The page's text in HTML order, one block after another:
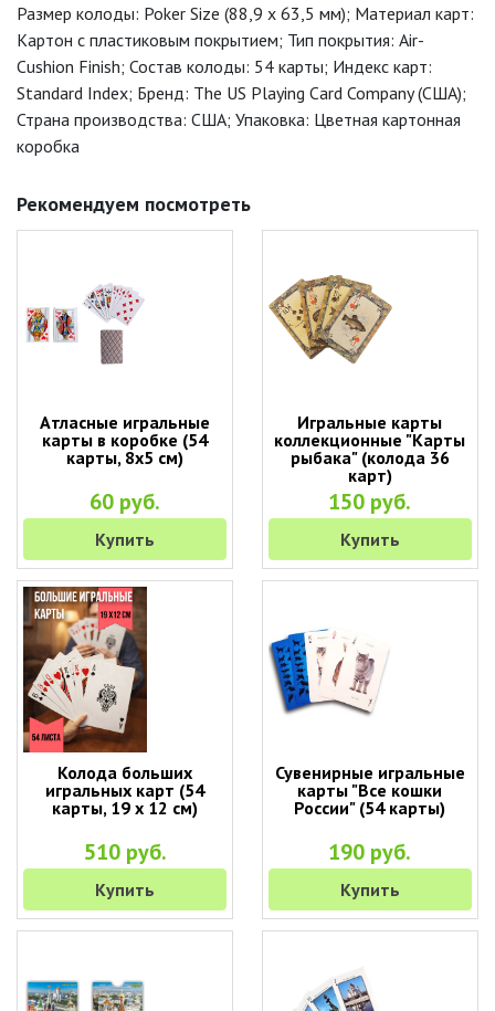
Размер колоды: Poker Size (88,9 x 63,5 мм); Материал карт:
Картон с пластиковым покрытием; Тип покрытия: Air-
Cushion Finish; Состав колоды: 54 карты; Индекс карт:
Standard Index; Бренд: The US Playing Card Company (США);
Страна производства: США; Упаковка: Цветная картонная
коробка
Рекомендуем посмотреть
Атласные игральные
карты в коробке (54
карты, 8х5 см)
60 руб.
Купить
Игральные карты
коллекционные "Карты
рыбака" (колода 36
карт)
150 руб.
Купить
Колода больших
игральных карт (54
карты, 19 х 12 см)
510 руб.
Купить
Сувенирные игральные
карты "Все кошки
России" (54 карты)
190 руб.
Купить